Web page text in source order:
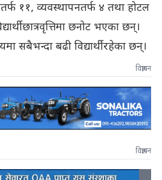
११, व्यवस्थापनतर्फ ४ तथा होटल
छात्रवृत्तिमा छनोट भएका छन्।
सबैभन्दा बढी विद्यार्थी रहेका छन्।
विज्ञापन
विज्ञापन